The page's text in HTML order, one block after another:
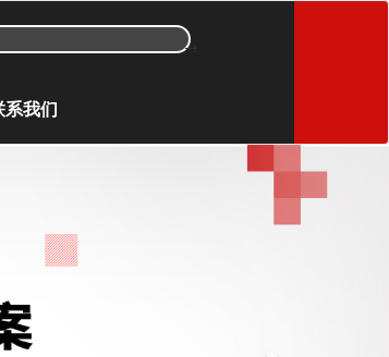
→
系我们
x